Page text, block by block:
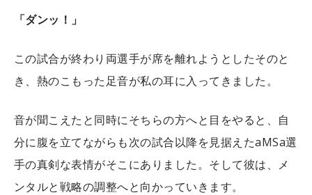
「ダンッ！」
この試合が終わり両選手が席を離れようとしたそのと
き、熱のこもった足音が私の耳に入ってきました。
音が聞こえたと同時にそちらの方へと目をやると、自
分に腹を立てながらも次の試合以降を見据えたaMSa選
手の真剣な表情がそこにありました。そして彼は、メ
ンタルと戦略の調整へと向かっていきます。